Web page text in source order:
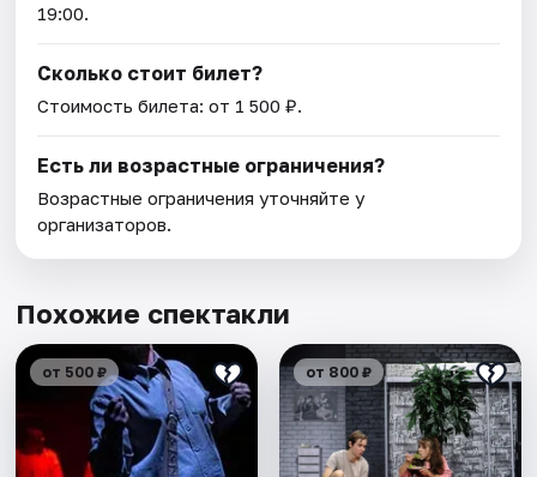
19:00.
Сколько стоит билет?
Стоимость билета: от 1 500 ₽.
Есть ли возрастные ограничения?
Возрастные ограничения уточняйте у
организаторов.
Похожие спектакли
от 500 ₽ от 800 ₽